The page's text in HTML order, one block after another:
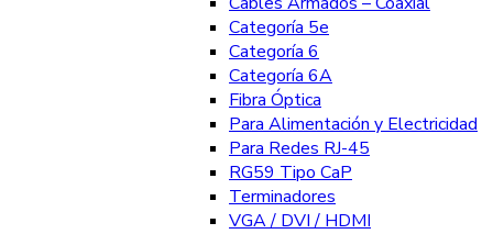
Categoría 5e
Categoría 6
Categoría 6A
Fibra Óptica
Para Alimentación y Electricidad
Para Redes RJ-45
RG59 Tipo CaP
Terminadores
VGA / DVI / HDMI